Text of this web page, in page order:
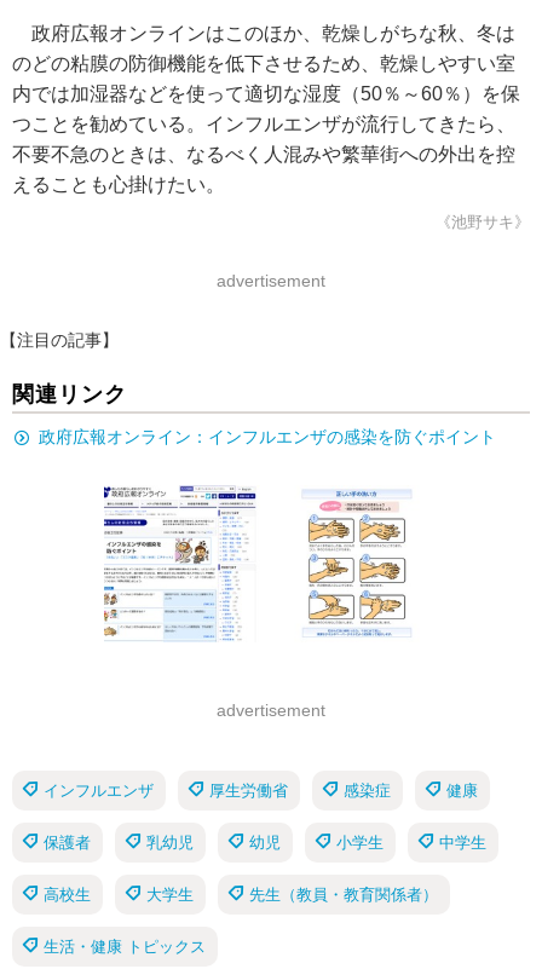
政府広報オンラインはこのほか、乾燥しがちな秋、冬は
のどの粘膜の防御機能を低下させるため、乾燥しやすい室
内では加湿器などを使って適切な湿度（50％～60％）を保
つことを勧めている。インフルエンザが流行してきたら、
不要不急のときは、なるべく人混みや繁華街への外出を控
えることも心掛けたい。
《池野サキ》
advertisement
【注目の記事】
関連リンク
政府広報オンライン：インフルエンザの感染を防ぐポイント
advertisement
インフルエンザ 厚生労働省 感染症 健康
保護者 乳幼児 幼児 小学生 中学生
高校生 大学生 先生（教員・教育関係者）
生活・健康 トピックス